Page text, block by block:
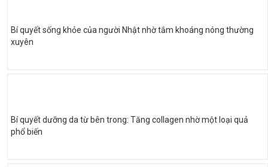
Bí quyết sống khỏe của người Nhật nhờ tắm khoáng nóng thường
xuyên
Bí quyết dưỡng da từ bên trong: Tăng collagen nhờ một loại quả
phổ biến